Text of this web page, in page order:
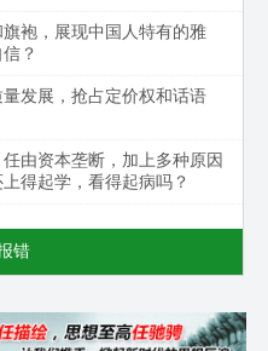
袍，展现中国人特有的雅
？
发展，抢占定价权和话语
由资本垄断，加上多种原因
得起学，看得起病吗？
错